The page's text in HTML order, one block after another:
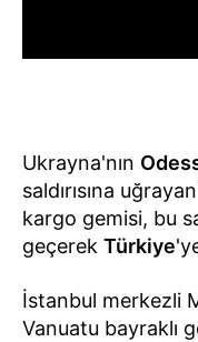
Ukrayna'nın
saldırısına
kargo gemisi, bu
geçerek Türkiye
İstanbul merkezli
Vanuatu bayraklı